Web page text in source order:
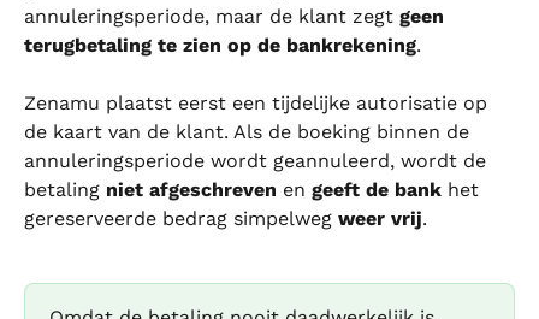
annuleringsperiode, maar de klant zegt geen
terugbetaling te zien op de bankrekening.
Zenamu plaatst eerst een tijdelijke autorisatie op
de kaart van de klant. Als de boeking binnen de
annuleringsperiode wordt geannuleerd, wordt de
betaling niet afgeschreven en geeft de bank het
gereserveerde bedrag simpelweg weer vrij.